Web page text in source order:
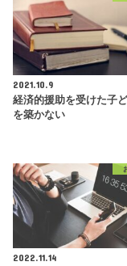
2021.10.9
経済的援助を受けた子
を築かない
2022.11.14